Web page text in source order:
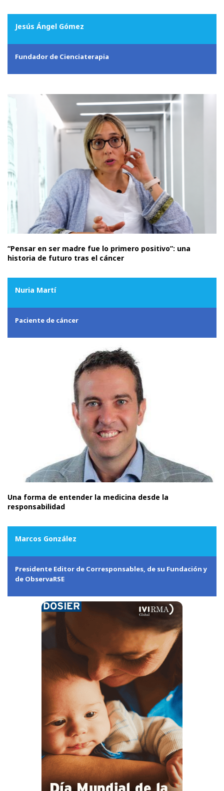
Jesús Ángel Gómez
Fundador de Cienciaterapia
“Pensar en ser madre fue lo primero positivo”: una
historia de futuro tras el cáncer
Nuria Martí
Paciente de cáncer
Una forma de entender la medicina desde la
responsabilidad
Marcos González
Presidente Editor de Corresponsables, de su Fundación y
de ObservaRSE